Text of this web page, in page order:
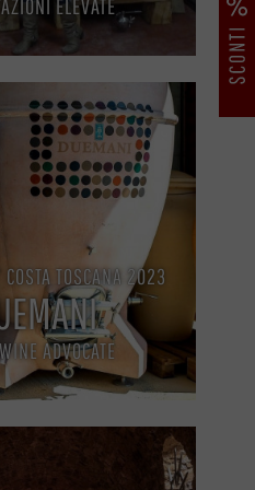
ELEVATE
TOSCANA 2023
ADVOCATE